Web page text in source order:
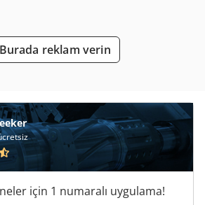
Yükleyici Iş Makinesi Ile
Burada reklam verin
için 1 numaralı uygulama!